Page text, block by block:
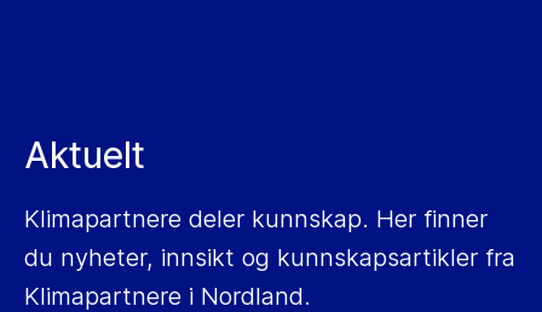
Aktuelt
Klimapartnere deler kunnskap. Her finner
du nyheter, innsikt og kunnskapsartikler fra
Klimapartnere i Nordland.